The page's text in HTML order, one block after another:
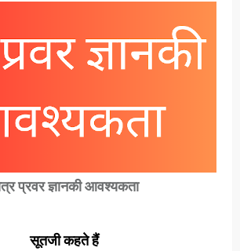
प्रवर ज्ञानकी आवश्यकता
सूतजी कहते हैं